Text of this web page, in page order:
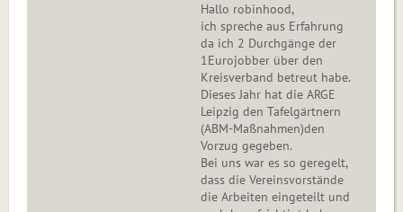
Hallo robinhood,
ich spreche aus Erfahrung
da ich 2 Durchgänge der
1Eurojobber über den
Kreisverband betreut habe.
Dieses Jahr hat die ARGE
Leipzig den Tafelgärtnern
(ABM-Maßnahmen)den
Vorzug gegeben.
Bei uns war es so geregelt,
dass die Vereinsvorstände
die Arbeiten eingeteilt und